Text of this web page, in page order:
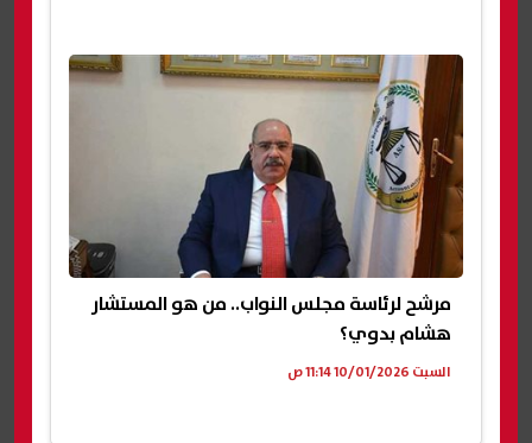
مرشح لرئاسة مجلس النواب.. من هو المستشار
هشام بدوي؟
السبت 10/01/2026 11:14 ص